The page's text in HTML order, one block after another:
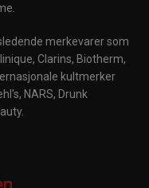
merkevarer som
Clarins, Biotherm,
kultmerker
NARS, Drunk